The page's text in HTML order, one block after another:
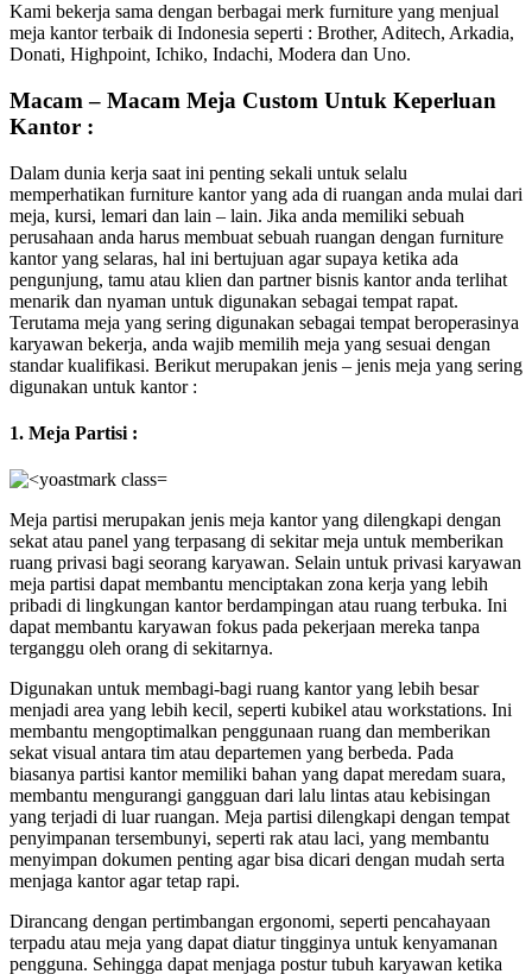
Kami bekerja sama dengan berbagai merk furniture yang menjual
meja kantor terbaik di Indonesia seperti : Brother, Aditech, Arkadia,
Donati, Highpoint, Ichiko, Indachi, Modera dan Uno.
Macam – Macam Meja Custom Untuk Keperluan
Kantor :
Dalam dunia kerja saat ini penting sekali untuk selalu
memperhatikan furniture kantor yang ada di ruangan anda mulai dari
meja, kursi, lemari dan lain – lain. Jika anda memiliki sebuah
perusahaan anda harus membuat sebuah ruangan dengan furniture
kantor yang selaras, hal ini bertujuan agar supaya ketika ada
pengunjung, tamu atau klien dan partner bisnis kantor anda terlihat
menarik dan nyaman untuk digunakan sebagai tempat rapat.
Terutama meja yang sering digunakan sebagai tempat beroperasinya
karyawan bekerja, anda wajib memilih meja yang sesuai dengan
standar kualifikasi. Berikut merupakan jenis – jenis meja yang sering
digunakan untuk kantor :
1. Meja Partisi :
Meja partisi merupakan jenis meja kantor yang dilengkapi dengan
sekat atau panel yang terpasang di sekitar meja untuk memberikan
ruang privasi bagi seorang karyawan. Selain untuk privasi karyawan
meja partisi dapat membantu menciptakan zona kerja yang lebih
pribadi di lingkungan kantor berdampingan atau ruang terbuka. Ini
dapat membantu karyawan fokus pada pekerjaan mereka tanpa
terganggu oleh orang di sekitarnya.
Digunakan untuk membagi-bagi ruang kantor yang lebih besar
menjadi area yang lebih kecil, seperti kubikel atau workstations. Ini
membantu mengoptimalkan penggunaan ruang dan memberikan
sekat visual antara tim atau departemen yang berbeda. Pada
biasanya partisi kantor memiliki bahan yang dapat meredam suara,
membantu mengurangi gangguan dari lalu lintas atau kebisingan
yang terjadi di luar ruangan. Meja partisi dilengkapi dengan tempat
penyimpanan tersembunyi, seperti rak atau laci, yang membantu
menyimpan dokumen penting agar bisa dicari dengan mudah serta
menjaga kantor agar tetap rapi.
Dirancang dengan pertimbangan ergonomi, seperti pencahayaan
terpadu atau meja yang dapat diatur tingginya untuk kenyamanan
pengguna. Sehingga dapat menjaga postur tubuh karyawan ketika